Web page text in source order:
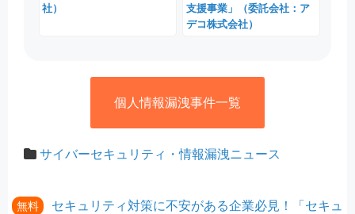
社）
支援事業」（委託会社：ア
デコ株式会社）
個人情報漏洩事件一覧
サイバーセキュリティ・情報漏洩ニュース
無料
セキュリティ対策に不安がある企業必見！「セキュ